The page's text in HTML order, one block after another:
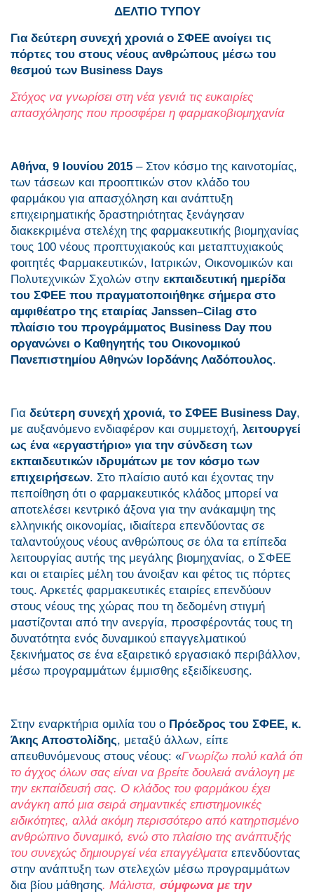
ΔΕΛΤΙΟ ΤΥΠΟΥ
Για δεύτερη συνεχή χρονιά ο ΣΦΕΕ ανοίγει τις
πόρτες του στους νέους ανθρώπους μέσω του
θεσμού των Business Days
Στόχος να γνωρίσει στη νέα γενιά τις ευκαιρίες
απασχόλησης που προσφέρει η φαρμακοβιομηχανία
Αθήνα, 9 Ιουνίου 2015 – Στον κόσμο της καινοτομίας,
των τάσεων και προοπτικών στον κλάδο του
φαρμάκου για απασχόληση και ανάπτυξη
επιχειρηματικής δραστηριότητας ξενάγησαν
διακεκριμένα στελέχη της φαρμακευτικής βιομηχανίας
τους 100 νέους προπτυχιακούς και μεταπτυχιακούς
φοιτητές Φαρμακευτικών, Ιατρικών, Οικονομικών και
Πολυτεχνικών Σχολών στην εκπαιδευτική ημερίδα
του ΣΦΕΕ που πραγματοποιήθηκε σήμερα στο
αμφιθέατρο της εταιρίας Janssen–Cilag στο
πλαίσιο του προγράμματος Business Day που
οργανώνει ο Καθηγητής του Οικονομικού
Πανεπιστημίου Αθηνών Ιορδάνης Λαδόπουλος.
Για δεύτερη συνεχή χρονιά, το ΣΦΕΕ Business Day,
με αυξανόμενο ενδιαφέρον και συμμετοχή, λειτουργεί
ως ένα «εργαστήριο» για την σύνδεση των
εκπαιδευτικών ιδρυμάτων με τον κόσμο των
επιχειρήσεων. Στο πλαίσιο αυτό και έχοντας την
πεποίθηση ότι ο φαρμακευτικός κλάδος μπορεί να
αποτελέσει κεντρικό άξονα για την ανάκαμψη της
ελληνικής οικονομίας, ιδιαίτερα επενδύοντας σε
ταλαντούχους νέους ανθρώπους σε όλα τα επίπεδα
λειτουργίας αυτής της μεγάλης βιομηχανίας, ο ΣΦΕΕ
και οι εταιρίες μέλη του άνοιξαν και φέτος τις πόρτες
τους. Αρκετές φαρμακευτικές εταιρίες επενδύουν
στους νέους της χώρας που τη δεδομένη στιγμή
μαστίζονται από την ανεργία, προσφέροντάς τους τη
δυνατότητα ενός δυναμικού επαγγελματικού
ξεκινήματος σε ένα εξαιρετικό εργασιακό περιβάλλον,
μέσω προγραμμάτων έμμισθης εξειδίκευσης.
Στην εναρκτήρια ομιλία του ο Πρόεδρος του ΣΦΕΕ, κ.
Άκης Αποστολίδης, μεταξύ άλλων, είπε
απευθυνόμενους στους νέους: «Γνωρίζω πολύ καλά ότι
το άγχος όλων σας είναι να βρείτε δουλειά ανάλογη με
την εκπαίδευσή σας. Ο κλάδος του φαρμάκου έχει
ανάγκη από μια σειρά σημαντικές επιστημονικές
ειδικότητες, αλλά ακόμη περισσότερο από κατηρτισμένο
ανθρώπινο δυναμικό, ενώ στο πλαίσιο της ανάπτυξής
του συνεχώς δημιουργεί νέα επαγγέλματα επενδύοντας
στην ανάπτυξη των στελεχών μέσω προγραμμάτων
δια βίου μάθησης. Μάλιστα, σύμφωνα με την